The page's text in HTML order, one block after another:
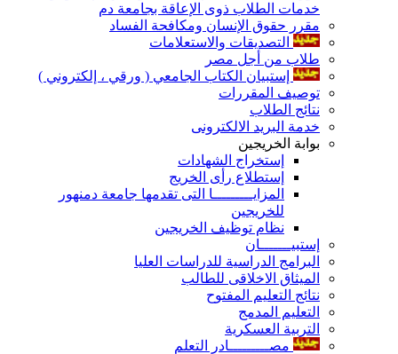
خدمات الطلاب ذوى الإعاقة بجامعة دم
مقرر حقوق الإنسان ومكافحة الفساد
التصديقات والاستعلامات
طلاب من أجل مصر
إستبيان الكتاب الجامعي ( ورقي ، إلكتروني )
توصيف المقررات
نتائج الطلاب
خدمة البريد الالكترونى
بوابة الخريجين
إستخراج الشهادات
إستطلاع رأى الخريج
المزايـــــــــا التى تقدمها جامعة دمنهور
للخريجين
نظام توظيف الخريجين
إستبيـــــــان
البرامج الدراسية للدراسات العليا
الميثاق الاخلاقى للطالب
نتائج التعليم المفتوح
التعليم المدمج
التربية العسكرية
مصـــــــــادر التعلم